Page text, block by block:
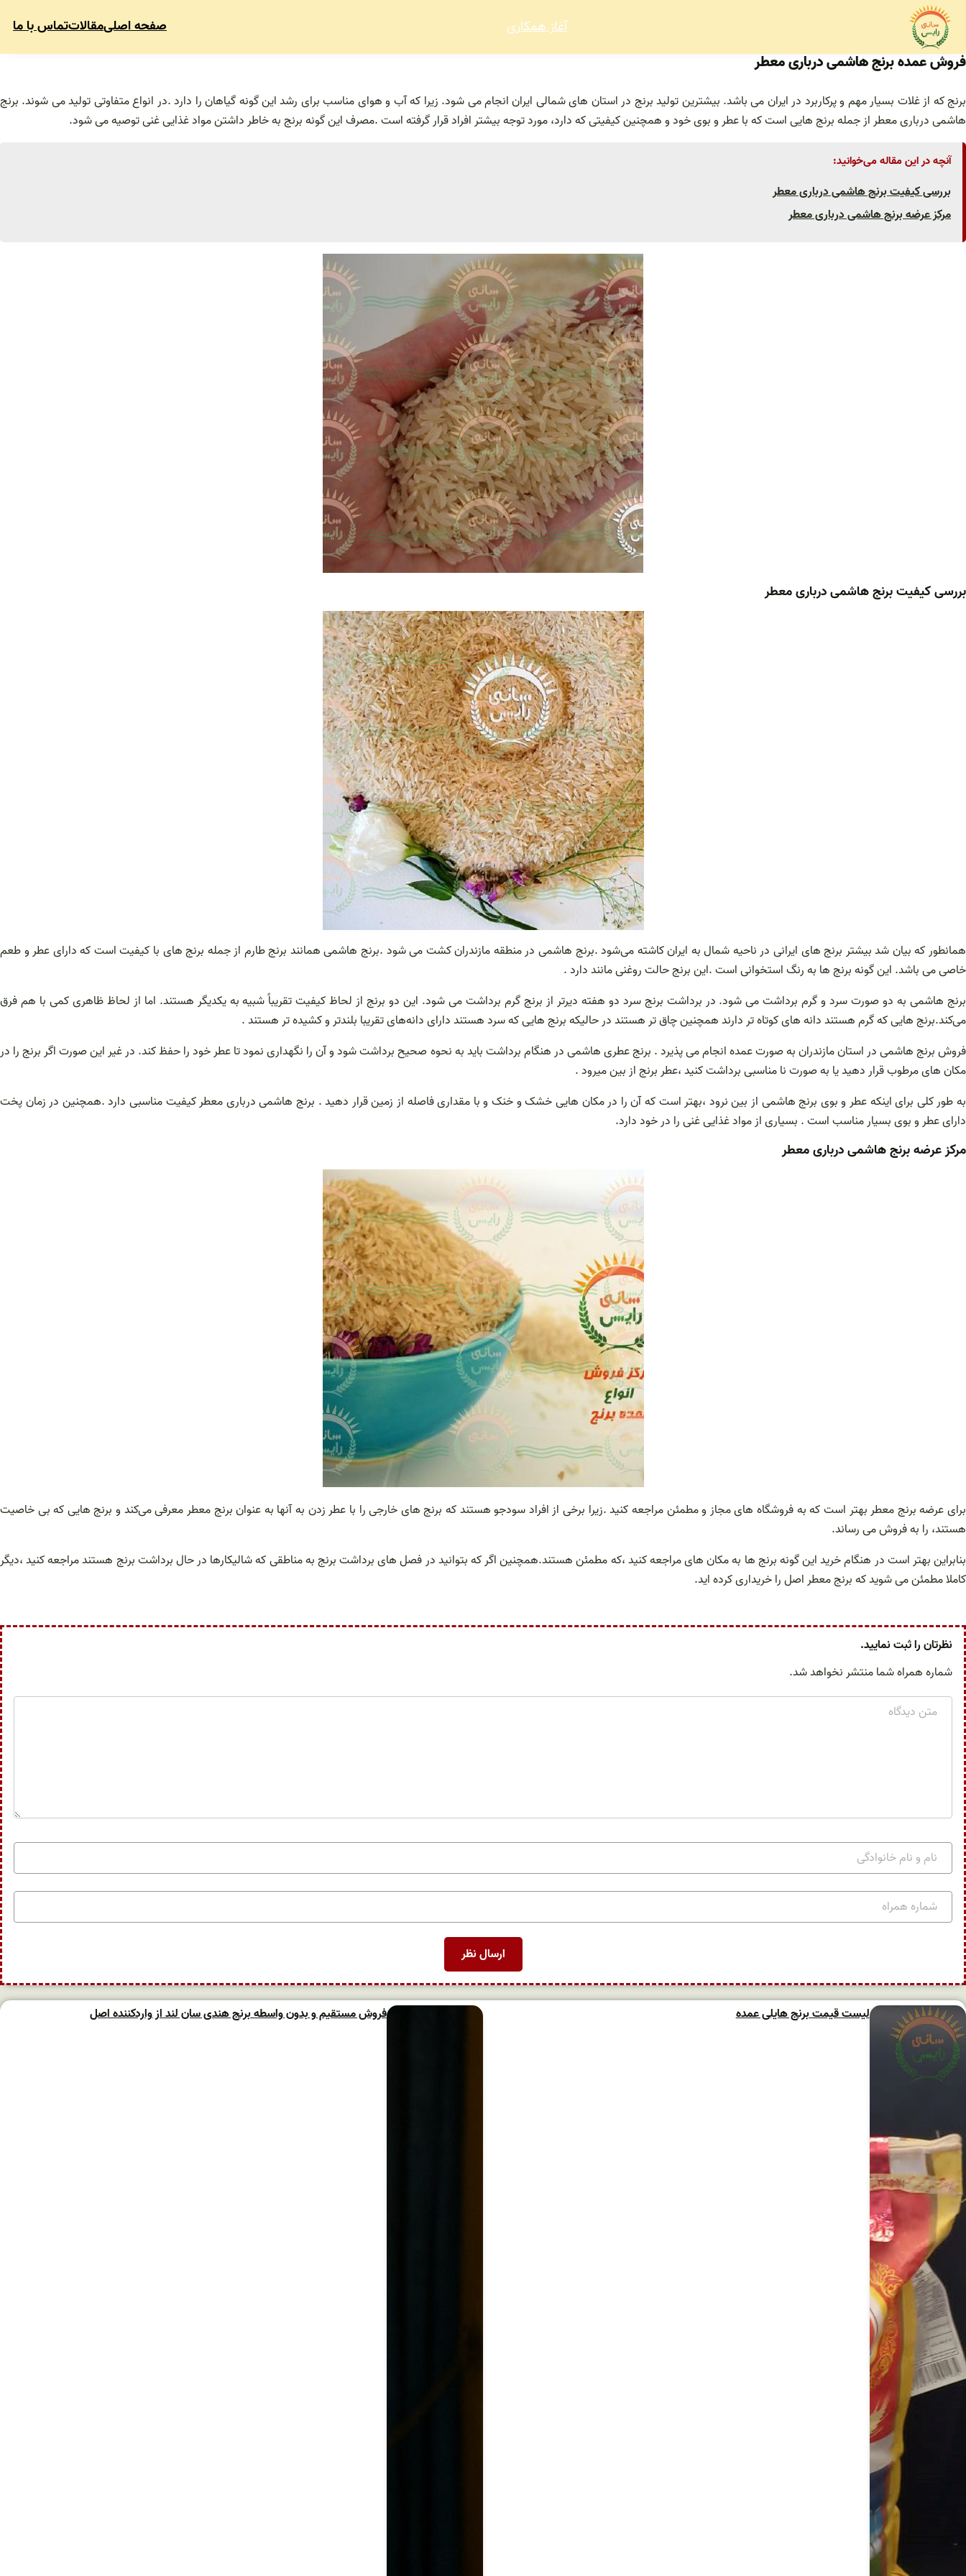
محتوا
آغاز همکاری صفحه اصلیمقالاتتماس با ما
فروش عمده برنج هاشمی درباری معطر
برنج که از غلات بسیار مهم و پرکاربرد در ایران می باشد. بیشترین تولید برنج در استان های شمالی ایران انجام می شود. زیرا که آب و هوای مناسب برای رشد این گونه گیاهان را دارد .در انواع متفاوتی تولید می شوند. برنج
هاشمی درباری معطر از جمله برنج هایی است که با عطر و بوی خود و همچنین کیفیتی که دارد، مورد توجه بیشتر افراد قرار گرفته است .مصرف این گونه برنج به خاطر داشتن مواد غذایی غنی توصیه می شود.
آنچه در این مقاله می‌خوانید:
بررسی کیفیت برنج هاشمی درباری معطر
مرکز عرضه برنج هاشمی درباری معطر
بررسی کیفیت برنج هاشمی درباری معطر
همانطور که بیان شد بیشتر برنج های ایرانی در ناحیه شمال به ایران کاشته می‌شود .برنج هاشمی در منطقه مازندران کشت می شود .برنج هاشمی همانند برنج طارم از جمله برنج های با کیفیت است که دارای عطر و طعم
خاصی می باشد. این گونه برنج ها به رنگ استخوانی است .این برنج حالت روغنی مانند دارد .
برنج هاشمی به دو صورت سرد و گرم برداشت می شود. در برداشت برنج سرد دو هفته دیرتر از برنج گرم برداشت می شود. این دو برنج از لحاظ کیفیت تقریباً شبیه به یکدیگر هستند. اما از لحاظ ظاهری کمی با هم فرق
می‌کند.برنج هایی که گرم هستند دانه های کوتاه تر دارند همچنین چاق تر هستند در حالیکه برنج هایی که سرد هستند دارای دانه‌های تقریبا بلندتر و کشیده تر هستند .
فروش برنج هاشمی در استان مازندران به صورت عمده انجام می پذیرد . برنج عطری هاشمی در هنگام برداشت باید به نحوه صحیح برداشت شود و آن را نگهداری نمود تا عطر خود را حفظ کند. در غیر این صورت اگر برنج را در
مکان های مرطوب قرار دهید یا به صورت نا مناسبی برداشت کنید ،عطر برنج از بین میرود .
به طور کلی برای اینکه عطر و بوی برنج هاشمی از بین نرود ،بهتر است که آن را در مکان هایی خشک و خنک و با مقداری فاصله از زمین قرار دهید . برنج هاشمی درباری معطر کیفیت مناسبی دارد .همچنین در زمان پخت
دارای عطر و بوی بسیار مناسب است . بسیاری از مواد غذایی غنی را در خود دارد.
مرکز عرضه برنج هاشمی درباری معطر
برای عرضه برنج معطر بهتر است که به فروشگاه های مجاز و مطمئن مراجعه کنید .زیرا برخی از افراد سودجو هستند که برنج های خارجی را با عطر زدن به آنها به عنوان برنج معطر معرفی می‌کند و برنج هایی که بی خاصیت
هستند، را به فروش می رساند.
بنابراین بهتر است در هنگام خرید این گونه برنج ها به مکان های مراجعه کنید ،که مطمئن هستند.همچنین اگر که بتوانید در فصل های برداشت برنج به مناطقی که شالیکارها در حال برداشت برنج هستند مراجعه کنید ،دیگر
کاملا مطمئن می شوید که برنج معطر اصل را خریداری کرده اید.
نظرتان را ثبت نمایید.
شماره همراه شما منتشر نخواهد شد.
لیست قیمت برنج هایلی عمده فروش مستقیم و بدون واسطه برنج هندی سان لند از واردکننده اصل